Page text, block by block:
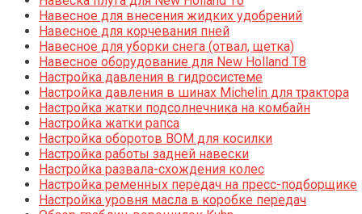
Навесное для внесения жидких удобрений
Навесное для корчевания пней
Навесное для уборки снега (отвал, щетка)
Навесное оборудование для New Holland T8
Настройка давления в гидросистеме
Настройка давления в шинах Michelin для трактора
Настройка жатки подсолнечника на комбайн
Настройка жатки рапса
Настройка оборотов ВОМ для косилки
Настройка работы задней навески
Настройка развала-схождения колес
Настройка ременных передач на пресс-подборщике
Настройка уровня масла в коробке передач